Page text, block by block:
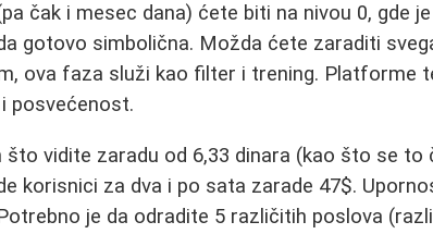
čak i mesec dana) ćete biti na nivou 0, gde
gotovo simbolična. Možda ćete zaraditi
ova faza služi kao filter i trening. Platforme
posvećenost.
vidite zaradu od 6,33 dinara (kao što se to
korisnici za dva i po sata zarade 47$.
je da odradite 5 različitih poslova